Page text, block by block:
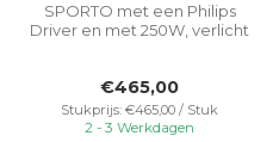
SPORTO met een Philips
Driver en met 250W, verlicht
€465,00
Stukprijs: €465,00 / Stuk
2 - 3 Werkdagen